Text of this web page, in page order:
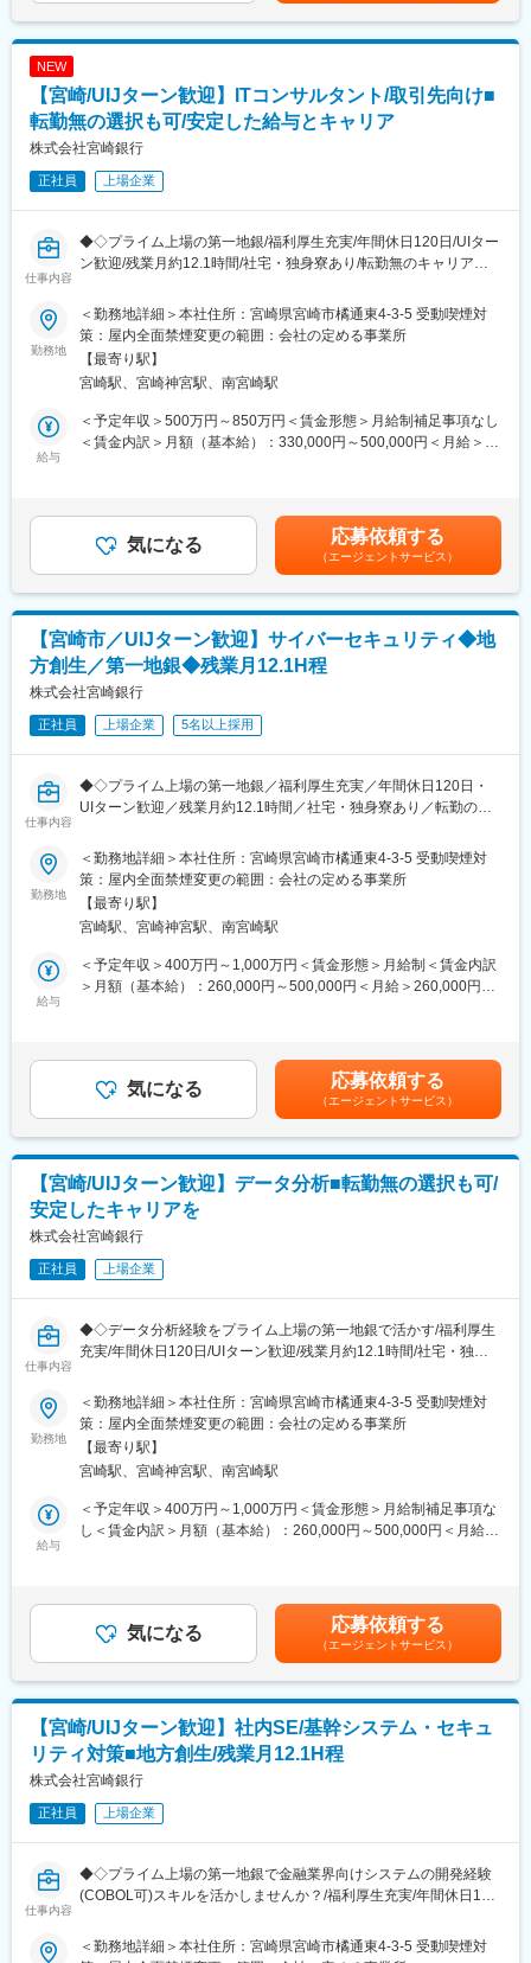
地域に密着した銀行として、地元企業からの信頼を得ており、安
成AIの活用・サステナビリティ領域における新規ビジネスなど）
も行っており、将来的な成長が期待されます。
▼現場と経営をつなぐハブ役…
・営業店・事務センターの課題ヒアリング
・課題に対する改善提案・プロジェクト推進
・導入後の効果検証・継続改善
IT導入で業務時間が削減されたり、事務負担が軽減されたり、
改善の成果が日々積み上がる“手触り感”のある仕事です。
経営戦略の一環として業務効率化が位置づけられているため、
良いアイデアがスピーディーに実行フェーズへ進むカルチャーで
す。
・金融業界未経験でも歓迎…
業務改革・BPR・IT企画の経験があれば活かせるため、金融未経
験でも活躍しています。
習熟度に応じた研修や専門性の高い業務への人材配置が行われま
す◎通信講座や資格取得支援もあり、資格取得者には褒賞金が支
給されるため、自己成長を目指しやすい環境です◎
■事業安定性：
地域に密着した銀行として、地元企業からの信頼を得ており、安
定した基盤を持っています(宮崎県での貸出・預金シェア圧倒的
No.1)。地域特性を生かした先進的な取り組み（他行に先駆けて生
成AIの活用・サステナビリティ領域における新規ビジネスなど）
も行っており、将来的な成長が期待されます。
変更の範囲：会社の定める業務
NEW
【宮崎/UIJターン歓迎】ITコンサルタント/取引先向け■
転勤無の選択も可/安定した給与とキャリア
株式会社宮崎銀行
正社員 上場企業
仕事内容
◆◇プライム上場の第一地銀/福利厚生充実/年間休日120日/UIター
ン歓迎/残業月約12.1時間/社宅・独身寮あり/転勤無のキャリア選
■職務内容：
営業店の営業担当と同行訪問のうえ、法人取引先の経営課題を共
有しながら、当行の決済サービスやビジネスマッチングを含めた
デジタルソリューションの提案、IT導入にかかるサポートを行い
ます。
▼詳細：
・取引先企業との面談を通じた経営課題・ニーズのヒアリング解
・システム導入支援
・ITソリューション営業
■ワークライフバランス：
・残業は月12.1時間程度、社宅や独身寮も完備されており、働き
■研修体制：
て、能力開発ポイント制度など研修制度が充実しており、スキル
習熟度に応じた研修や専門性の高い業務への人材配置が行われま
給されるため、自己成長を目指しやすい環境です◎
■事業安定性：
地域に密着した銀行として、地元企業からの信頼を得ており、安
No.1)。地域特性を生かした先進的な取り組み（他行に先駆けて生
成AIの活用・サステナビリティ領域における新規ビジネスなど）
勤務地
＜勤務地詳細＞本社住所：宮崎県宮崎市橘通東4-3-5 受動喫煙対
策：屋内全面禁煙変更の範囲：会社の定める事業所
【最寄り駅】
宮崎駅、宮崎神宮駅、南宮崎駅
給与
＜予定年収＞500万円～850万円＜賃金形態＞月給制補足事項なし
＜賃金内訳＞月額（基本給）：330,000円～500,000円＜月給＞
す。月給(月額)は固定手当を含めた表記です。
気になる 応募依頼する
（エージェントサービス）
【宮崎市／UIJターン歓迎】サイバーセキュリティ◆地
方創生／第一地銀◆残業月12.1H程
株式会社宮崎銀行
正社員 上場企業 5名以上採用
仕事内容
◆◇プライム上場の第一地銀／福利厚生充実／年間休日120日・
UIターン歓迎／残業月約12.1時間／社宅・独身寮あり／転勤のな
■業務内容：
地方銀行のシステム部門におけるサイバーセキュリティをお任せ
します。
■業務詳細：
・当行のCSIRTにおけるサイバーセキュリティ関連業務
・サイバーセキュリティ関連システム導入企画・導入・運用支援
・PQC対応
・インシデント対応態勢整備、訓練、発生時の対応
※情報処理安全確保支援士の資格維持に必要な研修費用は銀行で負
■転勤のないエリア総合職：
転居を伴う転勤はなく、長期的に腰を据えて働ける選択も可能で
す。
残業は月12.1時間程度、社宅や独身寮も完備されており、働きや
すい環境が整っています。
■研修体制：
階層別・キャリアデザイン・業務別研修や自己啓発支援制度とし
習熟度に応じた研修や専門性の高い業務への人材配置が行われま
す◎通信講座や資格取得支援もあり、資格取得者には報奨金が支
給されるため、自己成長を目指しやすい環境です。
地域に密着した銀行として、地元企業からの信頼を得ており、安
定した基盤を持っています（宮崎県での貸出・預金シェアトップ
変更の範囲：会社の定める業務
勤務地
＜勤務地詳細＞本社住所：宮崎県宮崎市橘通東4-3-5 受動喫煙対
策：屋内全面禁煙変更の範囲：会社の定める事業所
【最寄り駅】
宮崎駅、宮崎神宮駅、南宮崎駅
給与
＜予定年収＞400万円～1,000万円＜賃金形態＞月給制＜賃金内訳
＞月額（基本給）：260,000円～500,000円＜月給＞260,000円～
は固定手当を含めた表記です。
気になる 応募依頼する
（エージェントサービス）
【宮崎/UIJターン歓迎】データ分析■転勤無の選択も可/
安定したキャリアを
株式会社宮崎銀行
正社員 上場企業
仕事内容
◆◇データ分析経験をプライム上場の第一地銀で活かす/福利厚生
充実/年間休日120日/UIターン歓迎/残業月約12.1時間/社宅・独身
■職務内容：
ご経験に応じて、以下部門での業務を担当します。
<営業統括部>
銀行内データの抽出・加工・分析等のデータサイエンティスト業
務を担当します。より顧客支援、営業活動につながるようデータ
ドリブンな推進を行います。
<市場金融部>
■転勤ないエリア総合職：
転居伴う転勤なく、長期的に腰据えて働けるような選択も可能で
■ワークライフバランス：
・残業は月12.1時間程度、社宅や独身寮も完備されており、働き
やすい環境が整っています◎
階層別・キャリアデザイン・業務別研修や自己啓発支援制度とし
て、能力開発ポイント制度など研修制度が充実しており、スキル
す◎通信講座や資格取得支援もあり、資格取得者には褒賞金が支
給されるため、自己成長を目指しやすい環境です◎
■事業安定性：
勤務地
＜勤務地詳細＞本社住所：宮崎県宮崎市橘通東4-3-5 受動喫煙対
策：屋内全面禁煙変更の範囲：会社の定める事業所
【最寄り駅】
宮崎駅、宮崎神宮駅、南宮崎駅
給与
＜予定年収＞400万円～1,000万円＜賃金形態＞月給制補足事項な
し＜賃金内訳＞月額（基本給）：260,000円～500,000円＜月給＞
す。月給(月額)は固定手当を含めた表記です。
気になる 応募依頼する
（エージェントサービス）
【宮崎/UIJターン歓迎】社内SE/基幹システム・セキュ
リティ対策■地方創生/残業月12.1H程
株式会社宮崎銀行
正社員 上場企業
仕事内容
◆◇プライム上場の第一地銀で金融業界向けシステムの開発経験
(COBOL可)スキルを活かしませんか？/福利厚生充実/年間休日120
ャリア選択も可◆◇
＜勤務地詳細＞本社住所：宮崎県宮崎市橘通東4-3-5 受動喫煙対